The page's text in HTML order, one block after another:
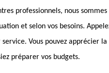
professionnels, nous
et selon vos besoins.
Vous pouvez apprécier la
préparer vos budgets.